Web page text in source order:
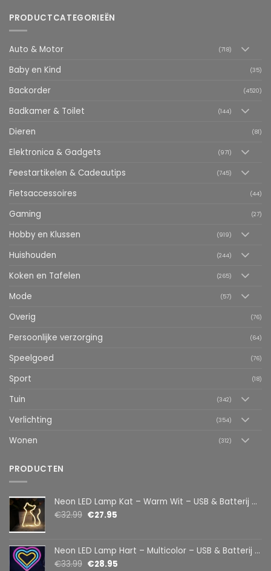
PRODUCTCATEGORIEËN
Auto & Motor (718)
Baby en Kind (35)
Backorder (4520)
Badkamer & Toilet (144)
Dieren (81)
Elektronica & Gadgets (971)
Feestartikelen & Cadeautips (745)
Fietsaccessoires (44)
Gaming (27)
Hobby en Klussen (919)
Huishouden (244)
Koken en Tafelen (265)
Mode (57)
Overig (76)
Persoonlijke verzorging (64)
Speelgoed (76)
Sport (18)
Tuin (342)
Verlichting (354)
Wonen (312)
PRODUCTEN
Neon LED Lamp Kat – Warm Wit – USB & Batterij – Decoratieve Tafellamp voor Kinderkamer – 28,5 x 24,5 cm
€32.99 €27.95
Neon LED Lamp Hart – Multicolor – USB & Batterij – Hartvormige Sfeerlamp – Kinderkamer & Slaapkamer – 25,2 x 23 cm
€33.99 €28.95